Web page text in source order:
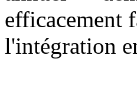
efficacement
l'intégration